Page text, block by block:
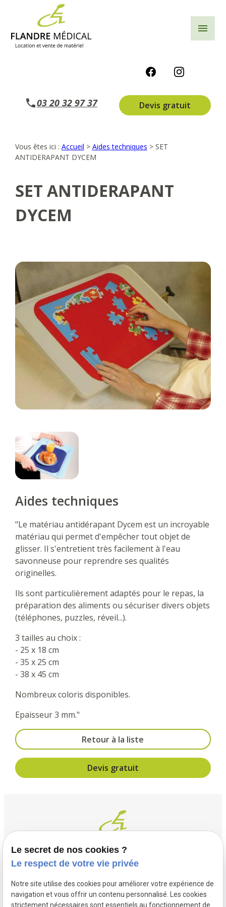
menu
03 20 32 97 37 Devis gratuit
Vous êtes ici : Accueil > Aides techniques > SET
ANTIDERAPANT DYCEM
SET ANTIDERAPANT
DYCEM
Aides techniques
"Le matériau antidérapant Dycem est un incroyable
matériau qui permet d'empêcher tout objet de
glisser. Il s'entretient très facilement à l'eau
savonneuse pour reprendre ses qualités
originelles.
Ils sont particulièrement adaptés pour le repas, la
préparation des aliments ou sécuriser divers objets
(téléphones, puzzles, réveil...).
3 tailles au choix :
- 25 x 18 cm
- 35 x 25 cm
- 38 x 45 cm
Nombreux coloris disponibles.
Epaisseur 3 mm."
Retour à la liste
Devis gratuit
Contact
03 20 32 97 37
flandremedical@gmail.com
1 Place Saint Piat
Panneau de gestion des cookies
Le secret de nos cookies ?
Le respect de votre vie privée
Notre site utilise des cookies pour améliorer votre expérience de
navigation et vous offrir un contenu personnalisé. Les cookies
strictement nécessaires sont essentiels au fonctionnement de